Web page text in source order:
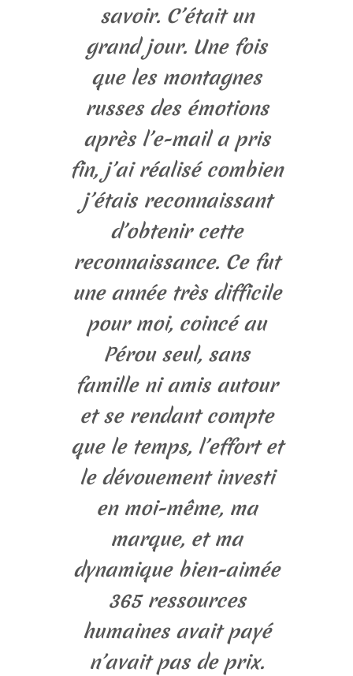
savoir. C’était un
grand jour. Une fois
que les montagnes
russes des émotions
après l’e-mail a pris
fin, j’ai réalisé combien
j’étais reconnaissant
d’obtenir cette
reconnaissance. Ce fut
une année très difficile
pour moi, coincé au
Pérou seul, sans
famille ni amis autour
et se rendant compte
que le temps, l’effort et
le dévouement investi
en moi-même, ma
marque, et ma
dynamique bien-aimée
365 ressources
humaines avait payé
n’avait pas de prix.